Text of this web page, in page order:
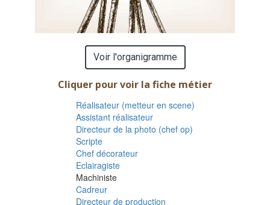
Voir l'organigramme
Cliquer pour voir la fiche métier
Réalisateur (metteur en scene)
Assistant réalisateur
Directeur de la photo (chef op)
Scripte
Chef décorateur
Eclairagiste
Machiniste
Cadreur
Directeur de production